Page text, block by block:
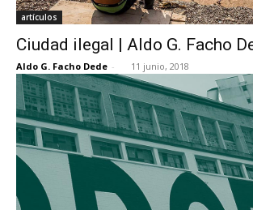
artículos
Ciudad ilegal | Aldo G. Facho
Aldo G. Facho Dede - 11 junio, 2018